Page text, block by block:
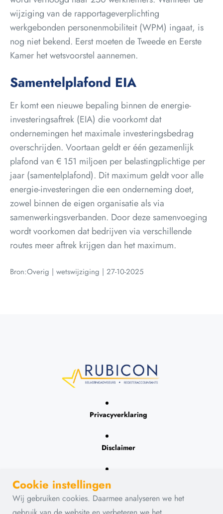
wijziging van de rapportageverplichting
werkgebonden personenmobiliteit (WPM) ingaat, is
nog niet bekend. Eerst moeten de Tweede en Eerste
Kamer het wetsvoorstel aannemen.
Samentelplafond EIA
Er komt een nieuwe bepaling binnen de energie-
investeringsaftrek (EIA) die voorkomt dat
ondernemingen het maximale investeringsbedrag
overschrijden. Voortaan geldt er één gezamenlijk
plafond van € 151 miljoen per belastingplichtige per
jaar (samentelplafond). Dit maximum geldt voor alle
energie-investeringen die een onderneming doet,
zowel binnen de eigen organisatie als via
samenwerkingsverbanden. Door deze samenvoeging
wordt voorkomen dat bedrijven via verschillende
routes meer aftrek krijgen dan het maximum.
Bron:Overig | wetswijziging | 27-10-2025
Privacyverklaring
Disclaimer
Contact
Cookie instellingen
Wij gebruiken cookies. Daarmee analyseren we het